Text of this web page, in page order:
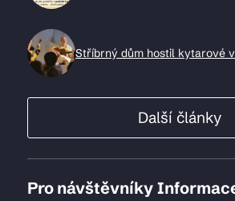
Stříbrný dům hostil kytarové
Další články
Pro návštěvníky